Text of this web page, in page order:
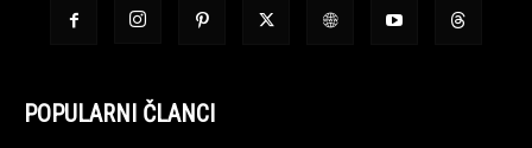
POPULARNI ČLANCI